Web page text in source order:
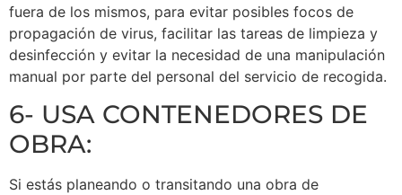
fuera de los mismos, para evitar posibles focos de
propagación de virus, facilitar las tareas de limpieza y
desinfección y evitar la necesidad de una manipulación
manual por parte del personal del servicio de recogida.
6- USA CONTENEDORES DE
OBRA:
Si estás planeando o transitando una obra de